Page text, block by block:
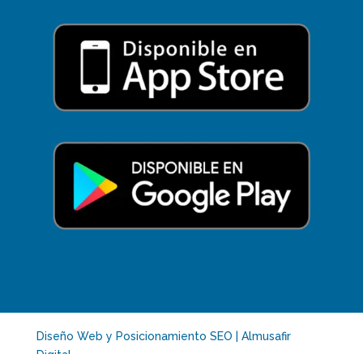
Diseño Web y Posicionamiento SEO | Almusafir